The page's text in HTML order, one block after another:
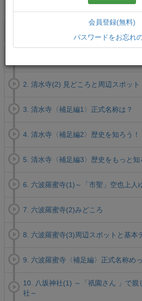
2. 清水寺(2) 見どころと周辺スポット
3. 清水寺〈補足編1〉正式名称は？
4. 清水寺〈補足編2〉歴史を知ろう！
5. 清水寺〈補足編3〉歴史をもっと知
6. 六波羅蜜寺(1)～「市聖」空也上人
7. 六波羅蜜寺(2)みどころ
8. 六波羅蜜寺(3)周辺スポットと基本
9. 六波羅蜜寺〈補足編〉正式名称めっ
10. 八坂神社(1) ～「祇園さん 」で親
社～
会員登録(無料)
パスワードをお忘れ